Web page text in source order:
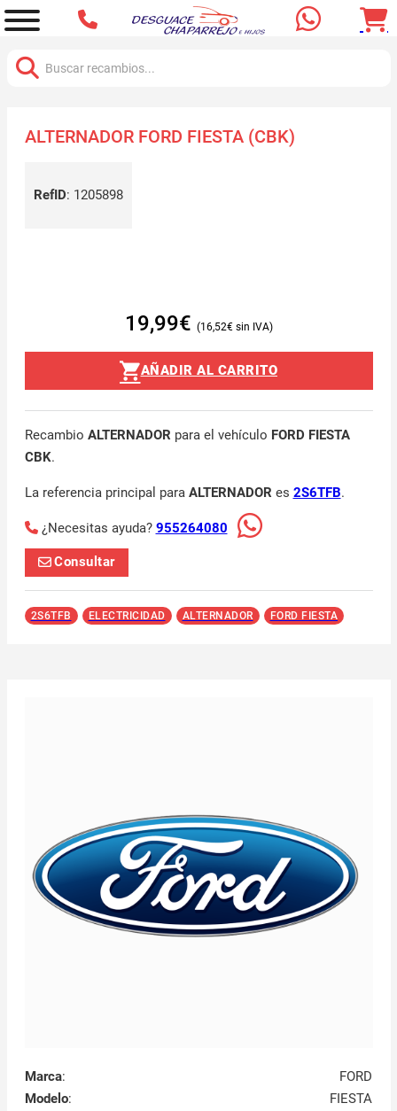
ALTERNADOR FORD FIESTA (CBK)
RefID: 1205898
19,99€ 16,52€
AÑADIR AL CARRITO
Recambio ALTERNADOR para el vehículo FORD FIESTA
CBK.
La referencia principal para ALTERNADOR es 2S6TFB.
¿Necesitas ayuda? 955264080
Consultar
2S6TFB ELECTRICIDAD ALTERNADOR FORD FIESTA
Marca:
FORD
Modelo:
FIESTA